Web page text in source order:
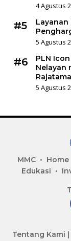
4 Agustus
#5
Layanan
5 Agustus
#6
PLN
Nelayan
Rajatama
5 Agustus
MMC Home
Edukasi
Tentang Kami |